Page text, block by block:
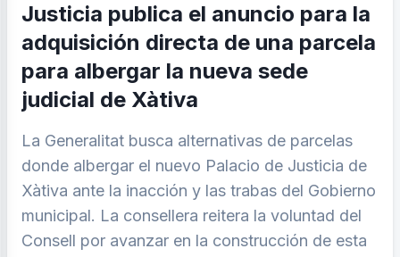
Justicia publica el anuncio para la
adquisición directa de una parcela
para albergar la nueva sede
judicial de Xàtiva
La Generalitat busca alternativas de parcelas
donde albergar el nuevo Palacio de Justicia de
Xàtiva ante la inacción y las trabas del Gobierno
municipal. La consellera reitera la voluntad del
Consell por avanzar en la construcción de esta